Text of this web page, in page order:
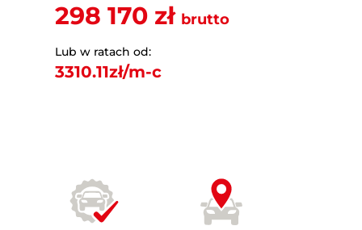
298 170 zł brutto
Lub w ratach od:
3310.11zł/m-c